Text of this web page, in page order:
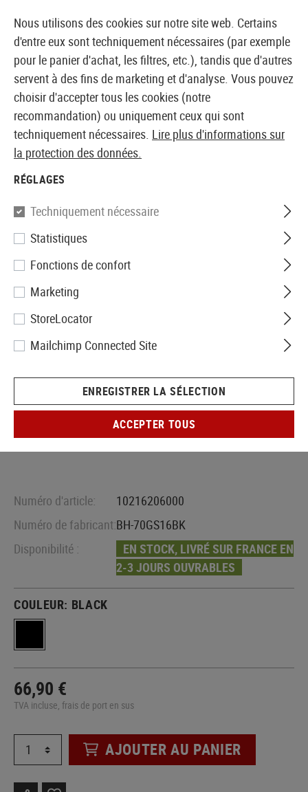
BOUTIQUE ET GROSSISTE EUROPÉEN AIRSOFT
Accueil Equipments Sangles pour armes Un point
Blackhawk
Storm Sling XT
Numéro d'article:
10216206000
Numéro de fabricant:BH-70GS16BK
Disponibilité :
EN STOCK, LIVRÉ SUR FRANCE EN
2-3 JOURS OUVRABLES
COULEUR: BLACK
66,90 €
TVA incluse, frais de port en sus
AJOUTER AU PANIER
Nous utilisons des cookies sur notre site web. Certains
d'entre eux sont techniquement nécessaires (par exemple
pour le panier d'achat, les filtres, etc.), tandis que d'autres
servent à des fins de marketing et d'analyse. Vous pouvez
choisir d'accepter tous les cookies (notre
recommandation) ou uniquement ceux qui sont
techniquement nécessaires. Lire plus d'informations sur
la protection des données.
RÉGLAGES
Techniquement nécessaire
Statistiques
Fonctions de confort
Marketing
StoreLocator
Mailchimp Connected Site
ENREGISTRER LA SÉLECTION
ACCEPTER TOUS